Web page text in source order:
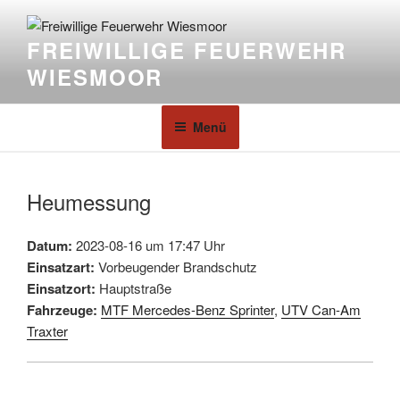
FREIWILLIGE FEUERWEHR
WIESMOOR
Menü
Heumessung
Datum: 2023-08-16 um 17:47 Uhr
Einsatzart: Vorbeugender Brandschutz
Einsatzort: Hauptstraße
Fahrzeuge: MTF Mercedes-Benz Sprinter, UTV Can-Am
Traxter